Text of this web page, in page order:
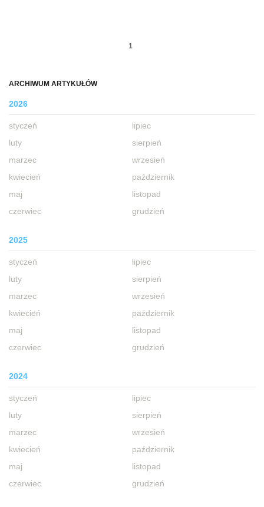
ARCHIWUM ARTYKUŁÓW
2026
styczeń
luty
marzec
kwiecień
maj
czerwiec
lipiec
sierpień
wrzesień
październik
listopad
grudzień
2025
styczeń
luty
marzec
kwiecień
maj
czerwiec
lipiec
sierpień
wrzesień
październik
listopad
grudzień
2024
styczeń
luty
marzec
kwiecień
maj
czerwiec
lipiec
sierpień
wrzesień
październik
listopad
grudzień
1